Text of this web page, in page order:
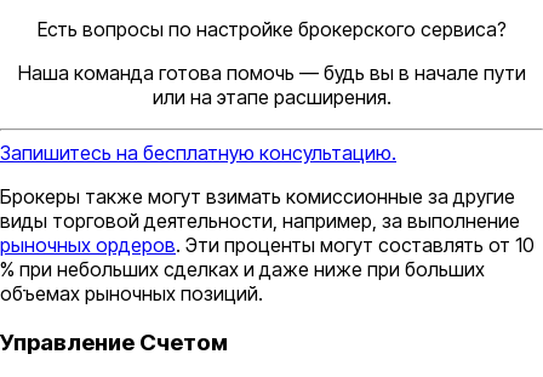
Есть вопросы по настройке брокерского сервиса?
Наша команда готова помочь — будь вы в начале пути
или на этапе расширения.
Запишитесь на бесплатную консультацию.
Брокеры также могут взимать комиссионные за другие
виды торговой деятельности, например, за выполнение
рыночных ордеров. Эти проценты могут составлять от 10
% при небольших сделках и даже ниже при больших
объемах рыночных позиций.
Управление Счетом